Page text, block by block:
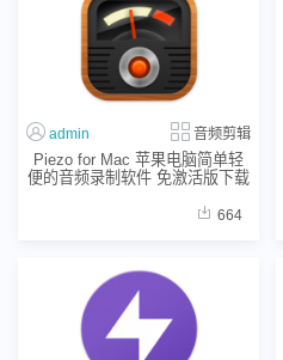
admin 音频剪辑
Piezo for Mac 苹果电脑简单轻
便的音频录制软件 免激活版下载
664